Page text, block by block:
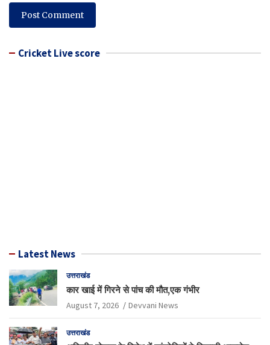
Cricket Live score
Latest News
उत्तराखंड
कार खाई में गिरने से पांच की मौत,एक गंभीर
August 7, 2026 Devvani News
उत्तराखंड